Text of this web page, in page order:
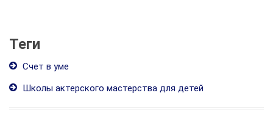
Теги
Счет в уме
Школы актерского мастерства для детей